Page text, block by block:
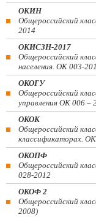
ОКИН
Общероссийский
2014
ОКИСЗН-2017
Общероссийский
населения. ОК 003-
ОКОГУ
Общероссийский
управления ОК 006 –
ОКОК
Общероссийский
классификаторах.
ОКОПФ
Общероссийский
028-2012
ОКОФ 2
Общероссийский
2008)